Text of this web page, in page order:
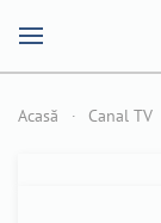
Acasă Canal TV